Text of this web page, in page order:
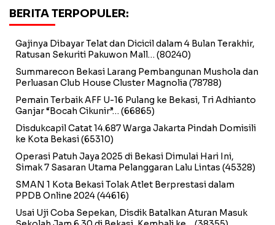
BERITA TERPOPULER:
Gajinya Dibayar Telat dan Dicicil dalam 4 Bulan Terakhir,
Ratusan Sekuriti Pakuwon Mall… (80240)
Summarecon Bekasi Larang Pembangunan Mushola dan
Perluasan Club House Cluster Magnolia (78788)
Pemain Terbaik AFF U-16 Pulang ke Bekasi, Tri Adhianto
Ganjar “Bocah Cikunir”… (66865)
Disdukcapil Catat 14.687 Warga Jakarta Pindah Domisili
ke Kota Bekasi(65310)
Operasi Patuh Jaya 2025 di Bekasi Dimulai Hari Ini,
Simak 7 Sasaran Utama Pelanggaran Lalu Lintas (45328)
SMAN 1 Kota Bekasi Tolak Atlet Berprestasi dalam
PPDB Online 2024(44616)
Usai Uji Coba Sepekan, Disdik Batalkan Aturan Masuk